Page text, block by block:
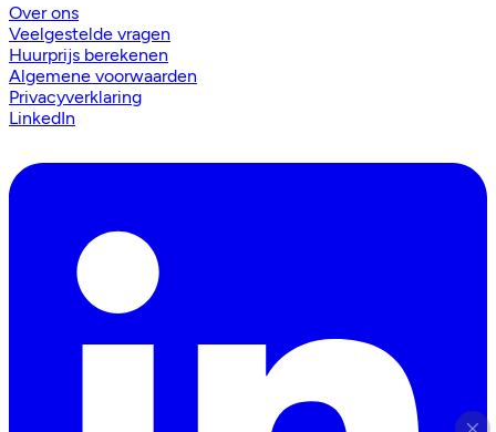
Over ons
Veelgestelde vragen
Huurprijs berekenen
Algemene voorwaarden
Privacyverklaring
LinkedIn